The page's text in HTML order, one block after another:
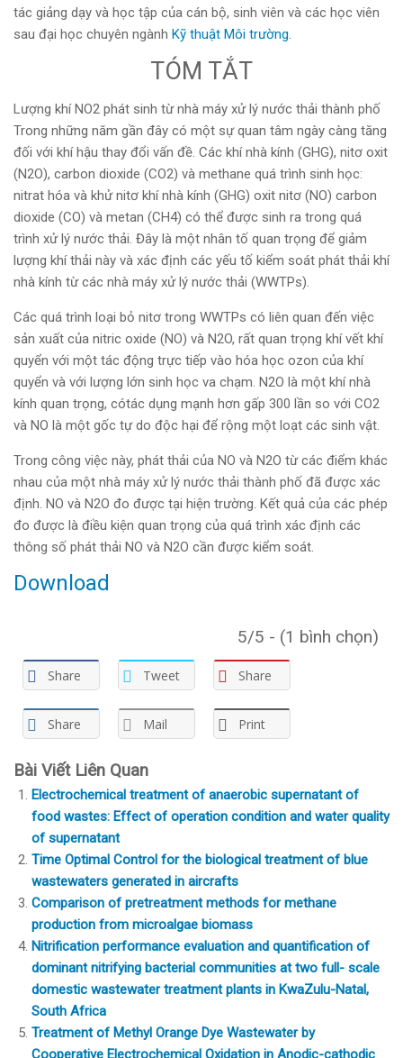
tác giảng dạy và học tập của cán bộ, sinh viên và các học viên
sau đại học chuyên ngành Kỹ thuật Môi trường.
TÓM TẮT
Lượng khí NO2 phát sinh từ nhà máy xử lý nước thải thành phố
Trong những năm gần đây có một sự quan tâm ngày càng tăng
đối với khí hậu thay đổi vấn đề. Các khí nhà kính (GHG), nitơ oxit
(N2O), carbon dioxide (CO2) và methane quá trình sinh học:
nitrat hóa và khử nitơ khí nhà kính (GHG) oxit nitơ (NO) carbon
dioxide (CO) và metan (CH4) có thể được sinh ra trong quá
trình xử lý nước thải. Đây là một nhân tố quan trọng để giảm
lượng khí thải này và xác định các yếu tố kiểm soát phát thải khí
nhà kính từ các nhà máy xử lý nước thải (WWTPs).
Các quá trình loại bỏ nitơ trong WWTPs có liên quan đến việc
sản xuất của nitric oxide (NO) và N2O, rất quan trọng khí vết khí
quyển với một tác động trực tiếp vào hóa học ozon của khí
quyển và với lượng lớn sinh học va chạm. N2O là một khí nhà
kính quan trọng, cótác dụng mạnh hơn gấp 300 lần so với CO2
và NO là một gốc tự do độc hại để rộng một loạt các sinh vật.
Trong công việc này, phát thải của NO và N2O từ các điểm khác
nhau của một nhà máy xử lý nước thải thành phố đã được xác
định. NO và N2O đo được tại hiện trường. Kết quả của các phép
đo được là điều kiện quan trọng của quá trình xác định các
thông số phát thải NO và N2O cần được kiểm soát.
Download
5/5 - (1 bình chọn)
Share Tweet Share
Share Mail Print
Bài Viết Liên Quan
Electrochemical treatment of anaerobic supernatant of
food wastes: Effect of operation condition and water quality
of supernatant
Time Optimal Control for the biological treatment of blue
wastewaters generated in aircrafts
Comparison of pretreatment methods for methane
production from microalgae biomass
Nitrification performance evaluation and quantification of
dominant nitrifying bacterial communities at two full- scale
domestic wastewater treatment plants in KwaZulu-Natal,
South Africa
Treatment of Methyl Orange Dye Wastewater by
Cooperative Electrochemical Oxidation in Anodic-cathodic